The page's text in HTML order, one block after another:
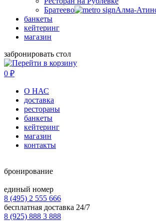
Братеево
Алма-
банкеты
кейтеринг
магазин
забронировать стол
0 ₽
О НАС
доставка
рестораны
банкеты
кейтеринг
магазин
контакты
бронирование
единый номер
8 (495) 2 555 666
бесплатная доставка 24/7
8 (925) 888 3 888